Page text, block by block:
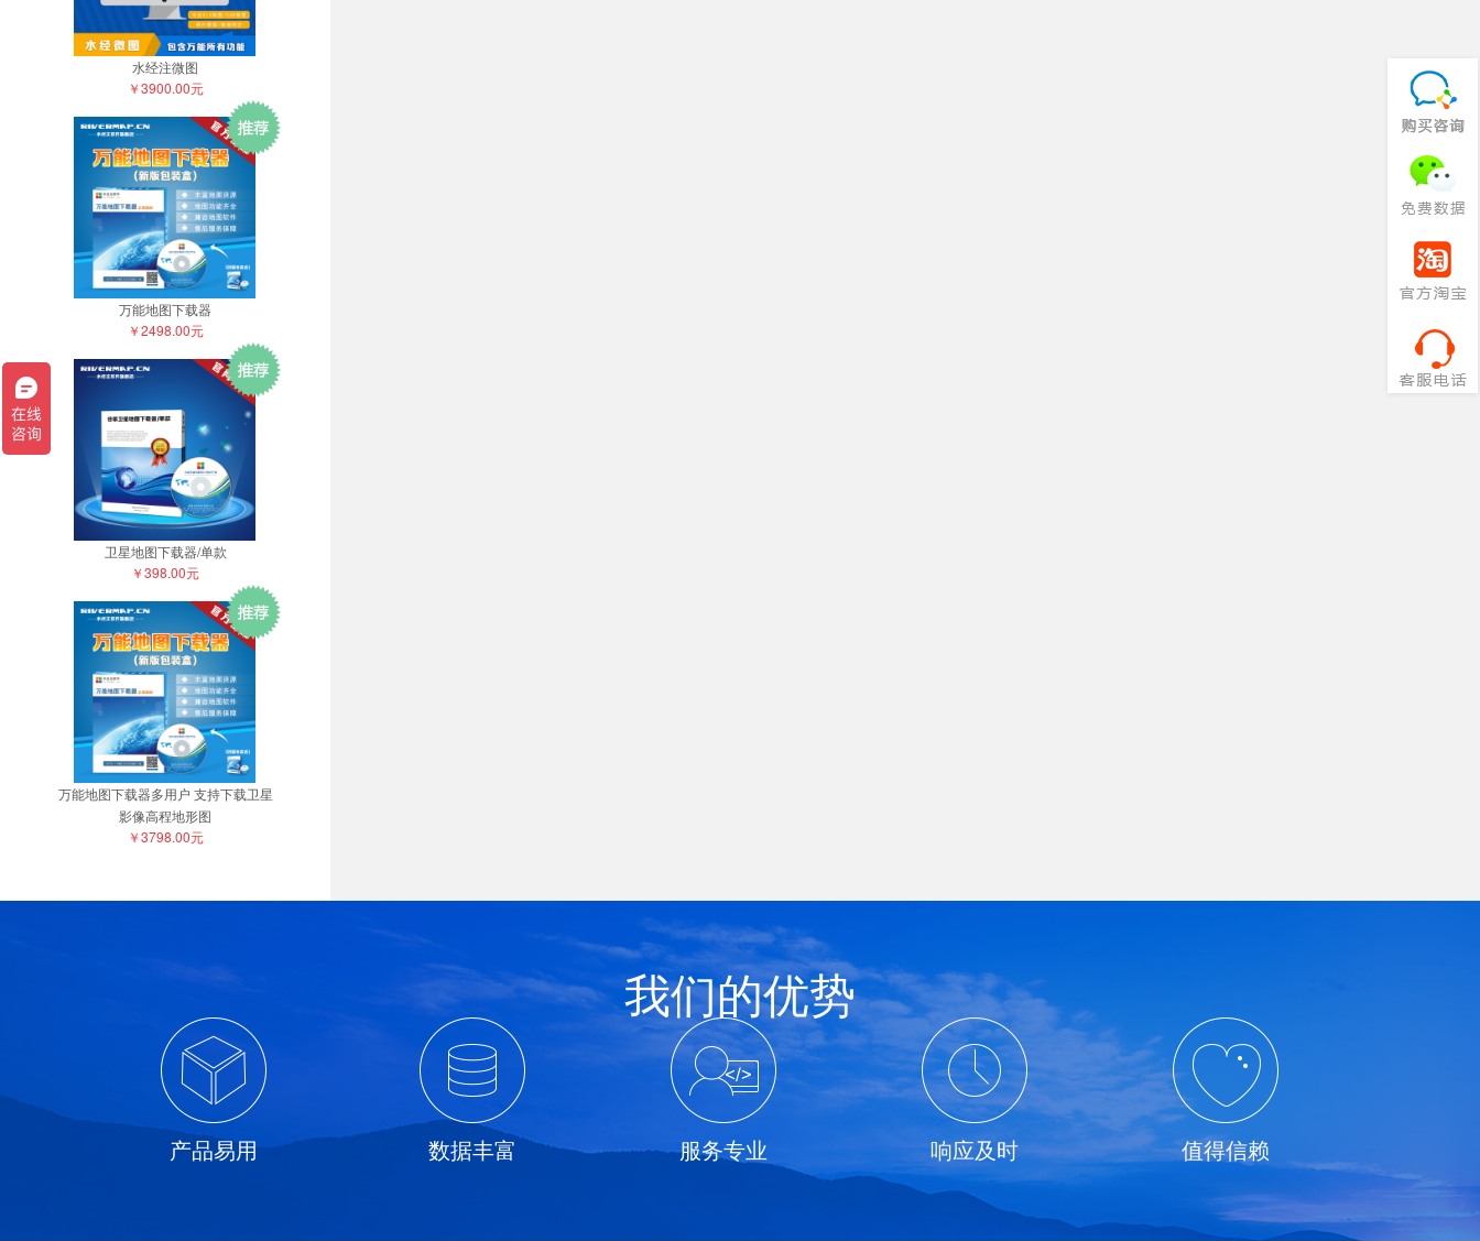
水经注微图
￥3900.00元
万能地图下载器
￥2498.00元
卫星地图下载器/单款
￥398.00元
万能地图下载器多用户 支持下载卫星
影像高程地形图
￥3798.00元
我们的优势
产品易用 数据丰富 服务专业 响应及时 值得信赖